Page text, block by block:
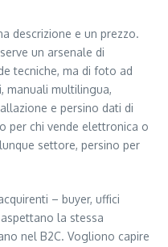
descrizione e un prezzo.
un arsenale di
tecniche, ma di foto ad
manuali multilingua,
e persino dati di
per chi vende elettronica o
settore, persino per
– buyer, uffici
la stessa
nel B2C. Vogliono capire